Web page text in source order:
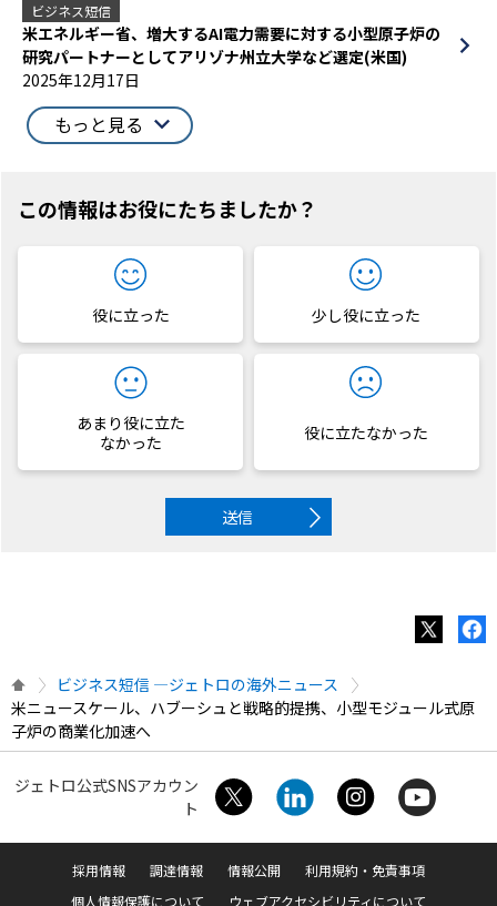
ビジネス短信
米エネルギー省、増大するAI電力需要に対する小型原子炉の
研究パートナーとしてアリゾナ州立大学など選定(米国)
2025年12月17日
もっと見る
この情報はお役にたちましたか？
役に立った 少し役に立った
あまり役に立た
なかった
役に立たなかった
送信
ビジネス短信 ―ジェトロの海外ニュース
米ニュースケール、ハブーシュと戦略的提携、小型モジュール式原
子炉の商業化加速へ
ジェトロ公式SNSアカウン
ト
採用情報 調達情報 情報公開
利用規約・免責事項
個人情報保護について
ウェブアクセシビリティについて